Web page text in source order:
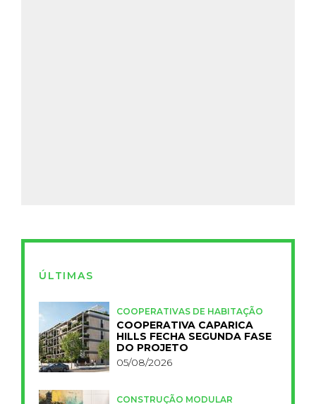
ÚLTIMAS
COOPERATIVAS DE HABITAÇÃO
COOPERATIVA CAPARICA
HILLS FECHA SEGUNDA FASE
DO PROJETO
05/08/2026
CONSTRUÇÃO MODULAR